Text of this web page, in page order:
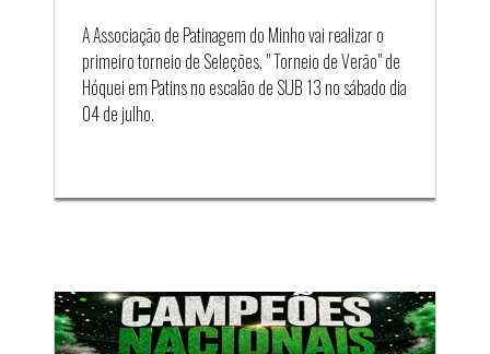
A Associação de Patinagem do Minho vai realizar o
primeiro torneio de Seleções, " Torneio de Verão" de
Hóquei em Patins no escalão de SUB 13 no sábado dia
04 de julho.